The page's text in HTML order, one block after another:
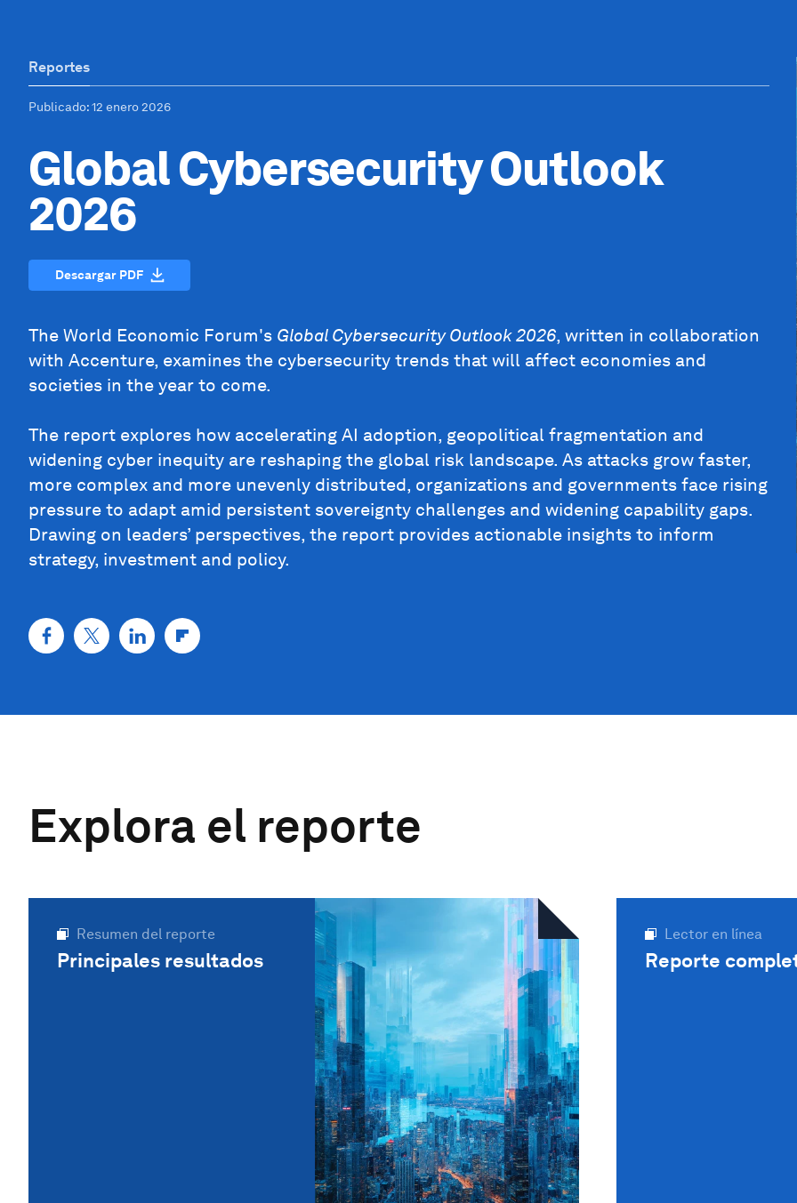
Reportes
Publicado: 12 enero 2026
Global Cybersecurity Outlook
2026
Descargar PDF
The World Economic Forum's Global Cybersecurity Outlook 2026, written in collaboration
with Accenture, examines the cybersecurity trends that will affect economies and
societies in the year to come.
The report explores how accelerating AI adoption, geopolitical fragmentation and
widening cyber inequity are reshaping the global risk landscape. As attacks grow faster,
more complex and more unevenly distributed, organizations and governments face rising
pressure to adapt amid persistent sovereignty challenges and widening capability gaps.
Drawing on leaders’ perspectives, the report provides actionable insights to inform
strategy, investment and policy.
Explora el reporte
Resumen del reporte
Principales resultados
Lector en línea
Reporte